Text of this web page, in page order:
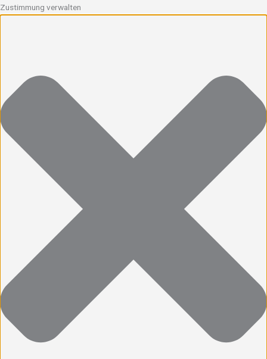
Zustimmung verwalten